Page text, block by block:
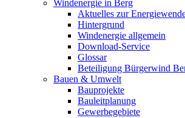
Windenergie in Berg
Aktuelles zur
Hintergrund
Windenergie allgemein
Download-Service
Glossar
Beteiligung Bürgerwind
Bauen & Umwelt
Bauprojekte
Bauleitplanung
Gewerbegebiete